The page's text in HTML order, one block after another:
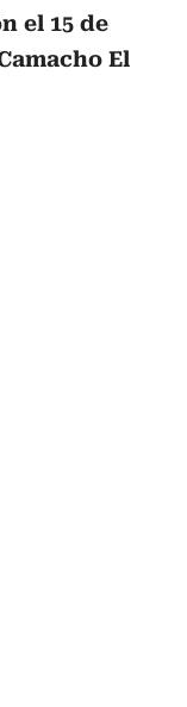
el 15 de
El